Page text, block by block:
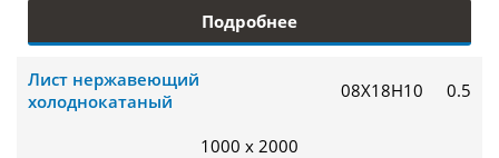
Подробнее
Лист нержавеющий
холоднокатаный
08Х18Н10 0.5
1000 x 2000